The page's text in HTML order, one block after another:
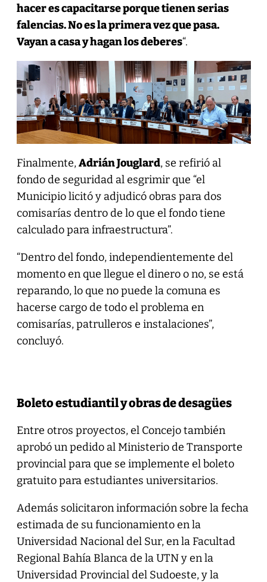
hacer es capacitarse porque tienen serias
falencias. No es la primera vez que pasa.
Vayan a casa y hagan los deberes“.
Finalmente,Adrián Jouglard, se refirió al
fondo de seguridad al esgrimir que “el
Municipio licitó y adjudicó obras para dos
comisarías dentro de lo que el fondo tiene
calculado para infraestructura”.
“Dentro del fondo, independientemente del
momento en que llegue el dinero o no, se está
reparando, lo que no puede la comuna es
hacerse cargo de todo el problema en
comisarías, patrulleros e instalaciones”,
concluyó.
Boleto estudiantil y obras de desagües
Entre otros proyectos, el Concejo también
aprobó un pedido al Ministerio de Transporte
provincial para que se implemente el boleto
gratuito para estudiantes universitarios.
Además solicitaron información sobre la fecha
estimada de su funcionamiento en la
Universidad Nacional del Sur, en la Facultad
Regional Bahía Blanca de la UTN y en la
Universidad Provincial del Sudoeste, y la